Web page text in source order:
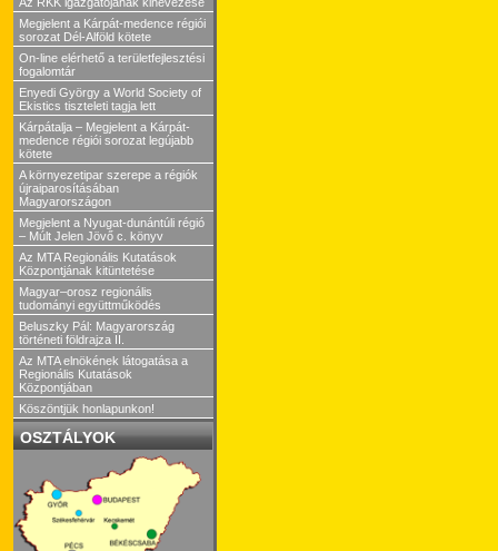
Megjelent a Kárpát-medence régiói
sorozat Dél-Alföld kötete
On-line elérhető a területfejlesztési
fogalomtár
Enyedi György a World Society of
Ekistics tiszteleti tagja lett
Kárpátalja – Megjelent a Kárpát-
medence régiói sorozat legújabb
kötete
A környezetipar szerepe a régiók
újraiparosításában
Magyarországon
Megjelent a Nyugat-dunántúli régió
– Múlt Jelen Jövő c. könyv
Az MTA Regionális Kutatások
Központjának kitüntetése
Magyar–orosz regionális
tudományi együttműködés
Beluszky Pál: Magyarország
történeti földrajza II.
Az MTA elnökének látogatása a
Regionális Kutatások
Központjában
Köszöntjük honlapunkon!
OSZTÁLYOK